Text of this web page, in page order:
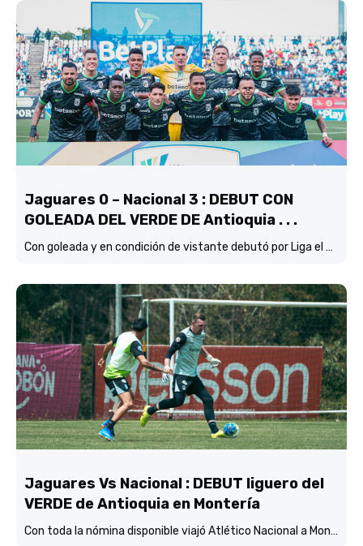
Jaguares 0 – Nacional 3 : DEBUT CON
GOLEADA DEL VERDE DE Antioquia . . .
Con goleada y en condición de vistante debutó por Liga el verde de Lucas González frente a Jaguares de Córdoba.
Jaguares Vs Nacional : DEBUT liguero del
VERDE de Antioquia en Montería
Con toda la nómina disponible viajó Atlético Nacional a Montería y está concentrado y listo para enfrentar mañana (3:45 p.m.) a Jaguares de Córdoba en el estadio Jaraguay.